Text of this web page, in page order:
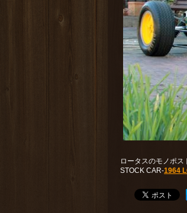
ロータスのモノポス
STOCK CAR-1964